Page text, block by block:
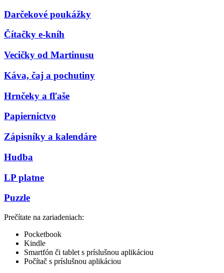
Darčekové poukážky
Čítačky e-kníh
Vecičky od Martinusu
Káva, čaj a pochutiny
Hrnčeky a fľaše
Papiernictvo
Zápisníky a kalendáre
Hudba
LP platne
Puzzle
Prečítate na zariadeniach:
Pocketbook
Kindle
Smartfón či tablet s príslušnou aplikáciou
Počítač s príslušnou aplikáciou